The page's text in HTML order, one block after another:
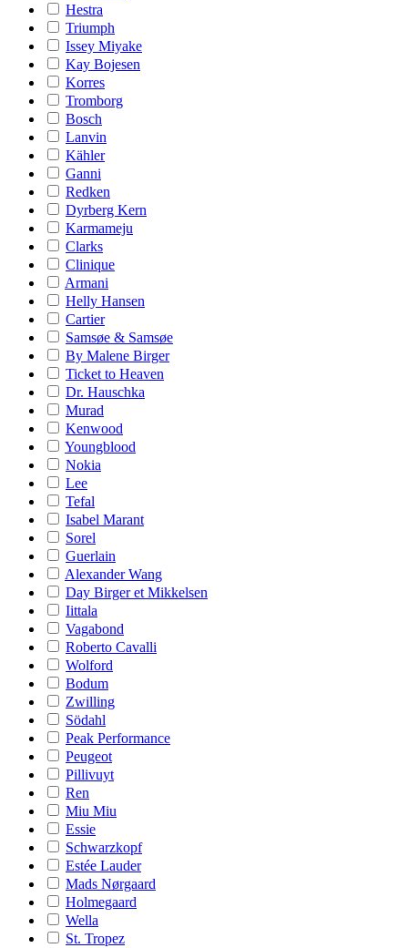
Hestra
Triumph
Issey Miyake
Kay Bojesen
Korres
Tromborg
Bosch
Lanvin
Kähler
Ganni
Redken
Dyrberg Kern
Karmameju
Clarks
Clinique
Armani
Helly Hansen
Cartier
Samsøe & Samsøe
By Malene Birger
Ticket to Heaven
Dr. Hauschka
Murad
Kenwood
Youngblood
Nokia
Lee
Tefal
Isabel Marant
Sorel
Guerlain
Alexander Wang
Day Birger et Mikkelsen
Iittala
Vagabond
Roberto Cavalli
Wolford
Bodum
Zwilling
Södahl
Peak Performance
Peugeot
Pillivuyt
Ren
Miu Miu
Essie
Schwarzkopf
Estée Lauder
Mads Nørgaard
Holmegaard
Wella
St. Tropez